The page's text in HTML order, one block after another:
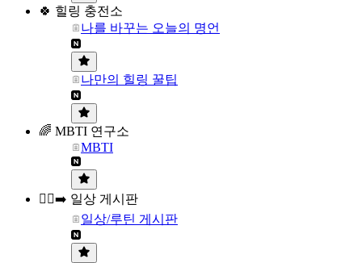
🍀 힐링 충전소
나를 바꾸는 오늘의 명언
나만의 힐링 꿀팁
🌈 MBTI 연구소
MBTI
🏃‍♀️‍➡️ 일상 게시판
일상/루틴 게시판